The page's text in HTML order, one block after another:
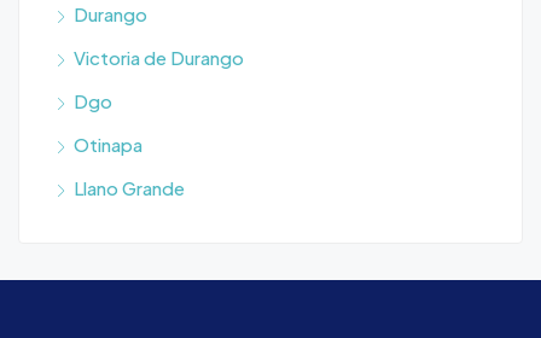
Durango
Victoria de Durango
Dgo
Otinapa
Llano Grande